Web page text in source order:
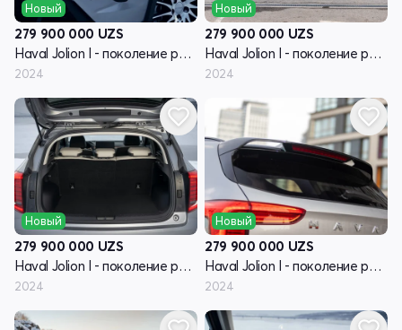
Новый
279 900 000 UZS
Haval Jolion I - поколение рестайлинг
2024
Новый
279 900 000 UZS
Haval Jolion I - поколение рестайлинг
2024
Новый
279 900 000 UZS
Haval Jolion I - поколение рестайлинг
2024
Новый
279 900 000 UZS
Haval Jolion I - поколение рестайлинг
2024